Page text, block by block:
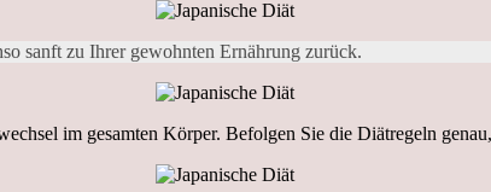
sanft zu Ihrer gewohnten Ernährung zurück.
im gesamten Körper. Befolgen Sie die Diätregeln